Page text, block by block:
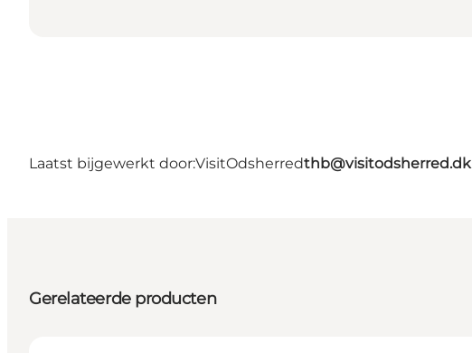
Laatst bijgewerkt door:VisitOdsherredthb@visitodsherred.dk
Gerelateerde producten